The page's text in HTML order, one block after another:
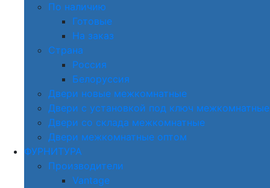
По наличию
Готовые
На заказ
Страна
Россия
Белоруссия
Двери новые межкомнатные
Двери с установкой под ключ межкомнатные
Двери со склада межкомнатные
Двери межкомнатные оптом
ФУРНИТУРА
Производители
Vantage